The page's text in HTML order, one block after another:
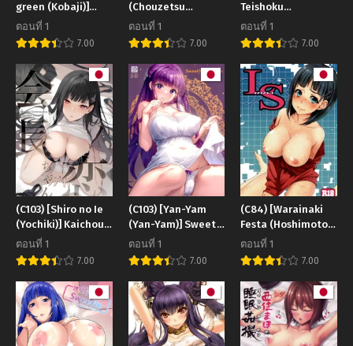
green (Kobaji)]
Killing Time (My
Hero Academia)
ตอนที่ 1
7.00
(Chouzetsu
Bishoujo mine)]
Gehenna no
Meushi The Cow of
Gehenna (Blue
Archive)
ตอนที่ 1
7.00
Teishoku
(Namaitachi)]
Suspicious
Candaulism (Nakiri
Ayame)
ตอนที่ 1
7.00
(C103) [Shiro no Ie
(Yochiki)] Kaichou-
chan no Koi –
Student
Government
President’s love
(Blue Archive)
ตอนที่ 1
7.00
(C103) [Yan-Yam
(Yan-Yam)] Sweet
Temptation
(Sousou no Frieren)
ตอนที่ 1
7.00
(C84) [Warainaki
Festa (Hoshimoto
Piero)] Link Start
(Sword Art Online)
ตอนที่ 1
7.00